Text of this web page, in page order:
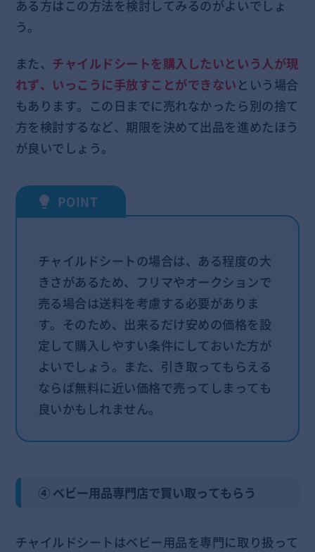
ある方はこの方法を検討してみるのがよいでしょ
う。
また、 チャイルドシートを購入したいという人が現
れず、いっこうに手放すことができないという場合
もあります。この日までに売れなかったら別の捨て
方を検討するなど、期限を決めて出品を進めたほう
が良いでしょう。
チャイルドシートの場合は、ある程度の大
きさがあるため、フリマやオークションで
売る場合は送料を考慮する必要がありま
す。そのため、出来るだけ安めの価格を設
定して購入しやすい条件にしておいた方が
よいでしょう。また、引き取ってもらえる
ならば無料に近い価格で売ってしまっても
良いかもしれません。
④ ベビー用品専門店で買い取ってもらう
チャイルドシートはベビー用品を専門に取り扱って